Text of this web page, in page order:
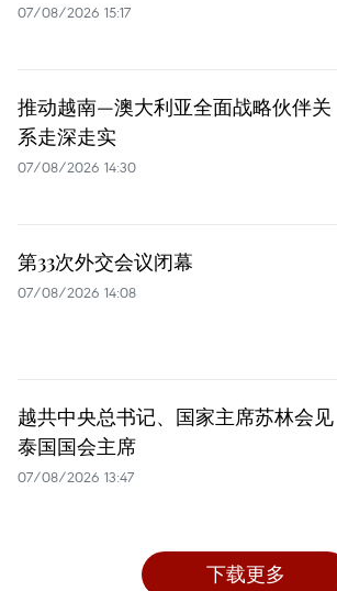
07/08/2026 15:17
推动越南—澳大利亚全面战略伙伴关
系走深走实
07/08/2026 14:30
第33次外交会议闭幕
07/08/2026 14:08
越共中央总书记、国家主席苏林会见
泰国国会主席
07/08/2026 13:47
下载更多